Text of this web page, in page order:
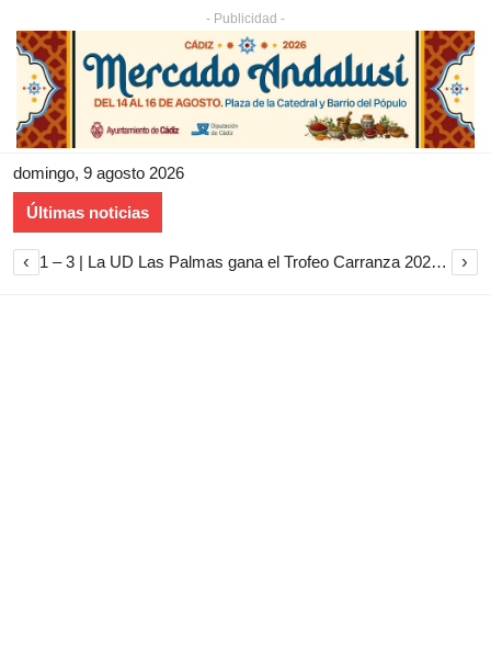
- Publicidad -
domingo, 9 agosto 2026
Últimas noticias
‹ 1 – 3 | La UD Las Palmas gana el Trofeo Carranza 2026 tras imponerse al Cádiz CF ›